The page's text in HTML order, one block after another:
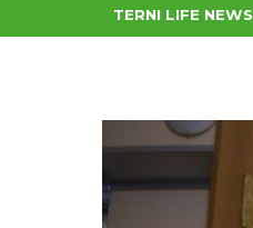
TERNI LIFE NEWS